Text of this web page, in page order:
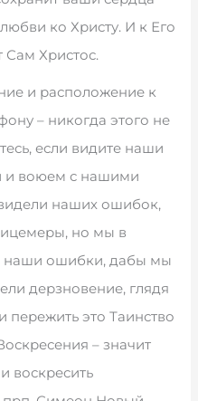
ко Христу. И к Его
Христос.
и расположение к
– никогда этого не
если видите наши
и воюем с нашими
наших ошибок,
но мы в
наши ошибки, дабы мы
дерзновение, глядя
пережить это Таинство
– значит
воскресить